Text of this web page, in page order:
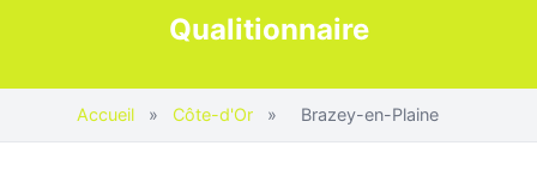
Qualitionnaire
Accueil » Côte-d'Or » Brazey-en-Plaine